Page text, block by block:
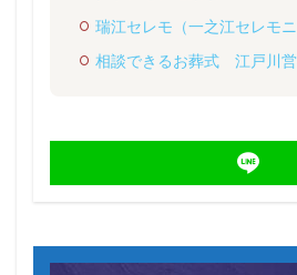
瑞江セレモ（一之江セレモニ
相談できるお葬式 江戸川